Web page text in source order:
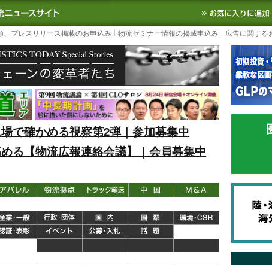
｜国内最大の物流ニュースサイト3PL, SCMなど国内外の最新の物流
、プレスリリース掲載のお申込み 物流セミナー情報の掲載申込み 広告に関する
で確かめる視察第2弾｜参加募集中
る【物流広報連絡会議】｜会員募集中